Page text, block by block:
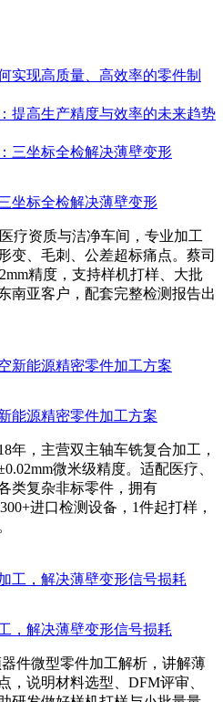
实现高质量、高效率的零件制
提高生产精度与效率的未来趋势
坐标全检解决薄壁变形
疗资质与洁净车间，专业加工
变、毛刺、公差超标痛点。蔡司
精度，支持样机打样、大批
南亚客户，配套完整检测报告出
能源精密零件加工方案
年，主营双主轴车铣复合加工，
微米级精度。适配医疗、
类复杂非标零件，拥有
进口检测设备，1件起打样，
，解决薄壁变形信号损耗
件微型零件加工解析，讲解薄
，说明材料选型、DFM评审、